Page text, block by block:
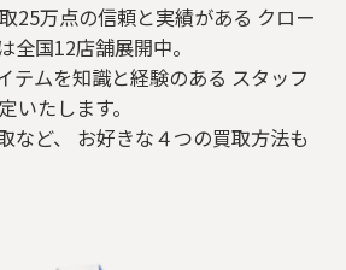
25万点の信頼と実績がある クロー
全国12店舗展開中。
テムを知識と経験のある スタッフ
いたします。
など、 お好きな４つの買取方法も